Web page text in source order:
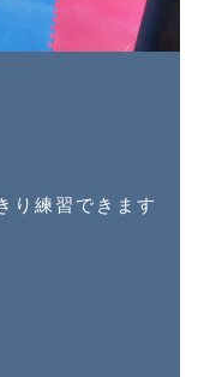
り練習できます